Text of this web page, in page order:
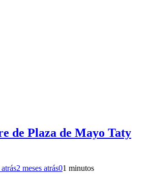
de Plaza de Mayo Taty
2 meses atrás01 minutos